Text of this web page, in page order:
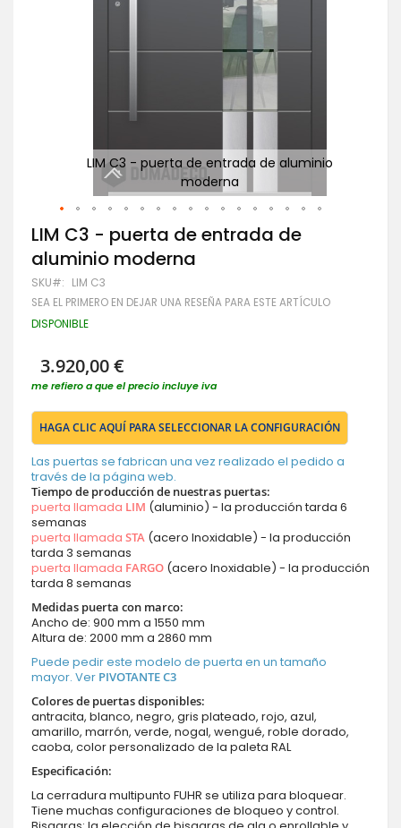
LIM C3 - puerta de entrada de aluminio
moderna
Saltar
al
comienzo
de
la
galería
de
LIM C3 - puerta de entrada de
aluminio moderna
SKU LIM C3
SEA EL PRIMERO EN DEJAR UNA RESEÑA PARA ESTE ARTÍCULO
DISPONIBLE
3.920,00 €
me refiero a que el precio incluye iva
HAGA CLIC AQUÍ PARA SELECCIONAR LA CONFIGURACIÓN
Las puertas se fabrican una vez realizado el pedido a
través de la página web.
Tiempo de producción de nuestras puertas:
puerta llamada LIM (aluminio) - la producción tarda 6
semanas
puerta llamada STA (acero Inoxidable) - la producción
tarda 3 semanas
puerta llamada FARGO (acero Inoxidable) - la producción
tarda 8 semanas
Medidas puerta con marco:
Ancho de: 900 mm a 1550 mm
Altura de: 2000 mm a 2860 mm
Puede pedir este modelo de puerta en un tamaño
mayor. Ver PIVOTANTE C3
Colores de puertas disponibles:
antracita, blanco, negro, gris plateado, rojo, azul,
amarillo, marrón, verde, nogal, wengué, roble dorado,
caoba, color personalizado de la paleta RAL
Especificación:
La cerradura multipunto FUHR se utiliza para bloquear.
Tiene muchas configuraciones de bloqueo y control.